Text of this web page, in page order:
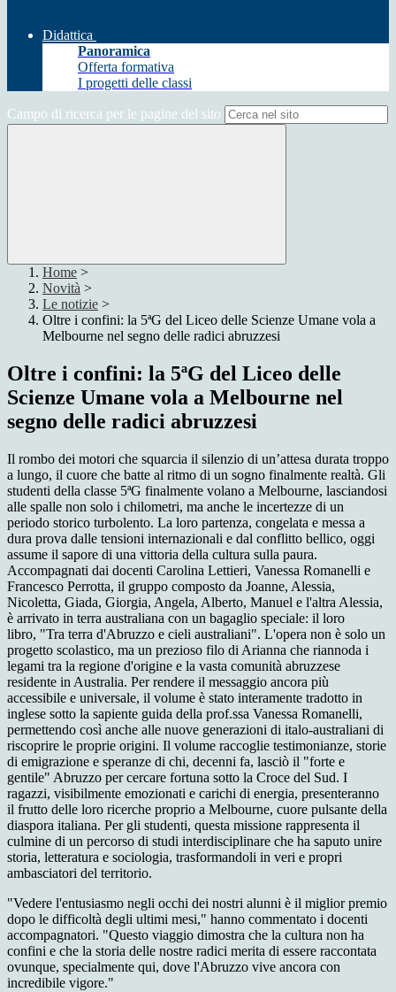
Didattica
Panoramica
Offerta formativa
I progetti delle classi
Campo di ricerca per le pagine del sito
Home >
Novità >
Le notizie >
Oltre i confini: la 5ªG del Liceo delle Scienze Umane vola a
Melbourne nel segno delle radici abruzzesi
Oltre i confini: la 5ªG del Liceo delle
Scienze Umane vola a Melbourne nel
segno delle radici abruzzesi
Il rombo dei motori che squarcia il silenzio di un’attesa durata troppo
a lungo, il cuore che batte al ritmo di un sogno finalmente realtà. Gli
studenti della classe 5ªG finalmente volano a Melbourne, lasciandosi
alle spalle non solo i chilometri, ma anche le incertezze di un
periodo storico turbolento. La loro partenza, congelata e messa a
dura prova dalle tensioni internazionali e dal conflitto bellico, oggi
assume il sapore di una vittoria della cultura sulla paura.
Accompagnati dai docenti Carolina Lettieri, Vanessa Romanelli e
Francesco Perrotta, il gruppo composto da Joanne, Alessia,
Nicoletta, Giada, Giorgia, Angela, Alberto, Manuel e l'altra Alessia,
è arrivato in terra australiana con un bagaglio speciale: il loro
libro, "Tra terra d'Abruzzo e cieli australiani". L'opera non è solo un
progetto scolastico, ma un prezioso filo di Arianna che riannoda i
legami tra la regione d'origine e la vasta comunità abruzzese
residente in Australia. Per rendere il messaggio ancora più
accessibile e universale, il volume è stato interamente tradotto in
inglese sotto la sapiente guida della prof.ssa Vanessa Romanelli,
permettendo così anche alle nuove generazioni di italo-australiani di
riscoprire le proprie origini. Il volume raccoglie testimonianze, storie
di emigrazione e speranze di chi, decenni fa, lasciò il "forte e
gentile" Abruzzo per cercare fortuna sotto la Croce del Sud. I
ragazzi, visibilmente emozionati e carichi di energia, presenteranno
il frutto delle loro ricerche proprio a Melbourne, cuore pulsante della
diaspora italiana. Per gli studenti, questa missione rappresenta il
culmine di un percorso di studi interdisciplinare che ha saputo unire
storia, letteratura e sociologia, trasformandoli in veri e propri
ambasciatori del territorio.
"Vedere l'entusiasmo negli occhi dei nostri alunni è il miglior premio
dopo le difficoltà degli ultimi mesi," hanno commentato i docenti
accompagnatori. "Questo viaggio dimostra che la cultura non ha
confini e che la storia delle nostre radici merita di essere raccontata
ovunque, specialmente qui, dove l'Abruzzo vive ancora con
incredibile vigore."